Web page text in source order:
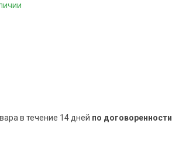
в течение 14 дней по договоренности